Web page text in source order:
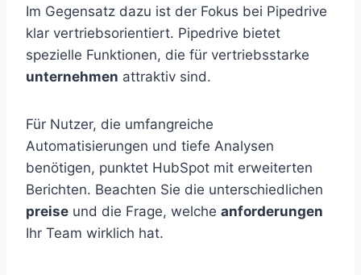
Im Gegensatz dazu ist der Fokus bei Pipedrive
klar vertriebsorientiert. Pipedrive bietet
spezielle Funktionen, die für vertriebsstarke
unternehmen attraktiv sind.
Für Nutzer, die umfangreiche
Automatisierungen und tiefe Analysen
benötigen, punktet HubSpot mit erweiterten
Berichten. Beachten Sie die unterschiedlichen
preise und die Frage, welche anforderungen
Ihr Team wirklich hat.